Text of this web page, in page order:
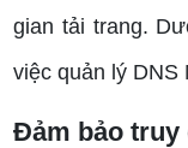
gian tải trang.
việc quản lý DNS
Đảm bảo truy